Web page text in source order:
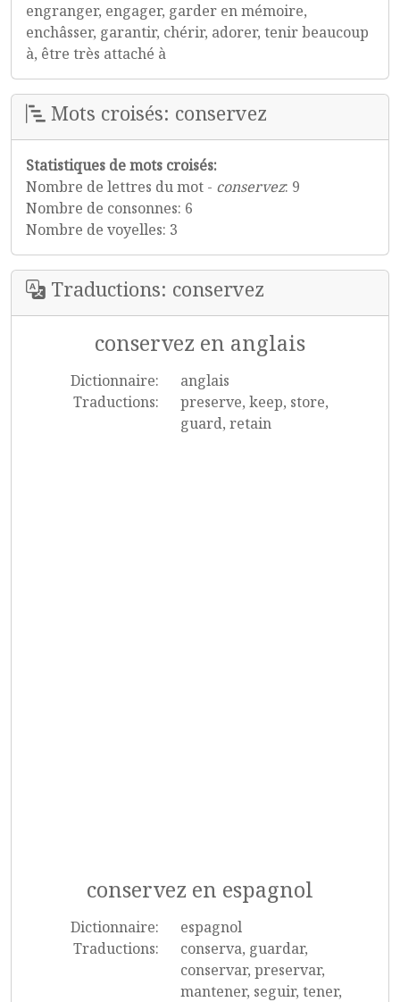
engranger, engager, garder en mémoire,
enchâsser, garantir, chérir, adorer, tenir beaucoup
à, être très attaché à
Mots croisés: conservez
Statistiques de mots croisés:
Nombre de lettres du mot - conservez: 9
Nombre de consonnes: 6
Nombre de voyelles: 3
Traductions: conservez
conservez en anglais
Dictionnaire:
anglais
Traductions:
preserve, keep, store,
guard, retain
conservez en espagnol
Dictionnaire:
espagnol
Traductions:
conserva, guardar,
conservar, preservar,
mantener, seguir, tener,